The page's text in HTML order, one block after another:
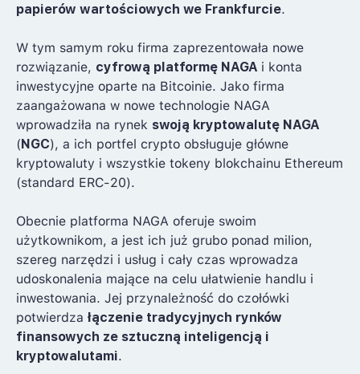
papierów wartościowych we Frankfurcie.
W tym samym roku firma zaprezentowała nowe
rozwiązanie, cyfrową platformę NAGA i konta
inwestycyjne oparte na Bitcoinie. Jako firma
zaangażowana w nowe technologie NAGA
wprowadziła na rynek swoją kryptowalutę NAGA
(NGC), a ich portfel crypto obsługuje główne
kryptowaluty i wszystkie tokeny blokchainu Ethereum
(standard ERC-20).
Obecnie platforma NAGA oferuje swoim
użytkownikom, a jest ich już grubo ponad milion,
szereg narzędzi i usług i cały czas wprowadza
udoskonalenia mające na celu ułatwienie handlu i
inwestowania. Jej przynależność do czołówki
potwierdza łączenie tradycyjnych rynków
finansowych ze sztuczną inteligencją i
kryptowalutami.